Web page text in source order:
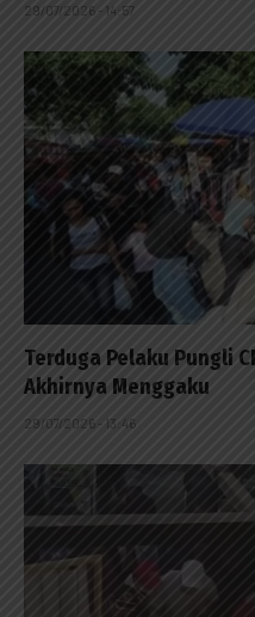
29/07/2026 - 14:57
Terduga Pelaku Pungli
Akhirnya Menggaku
29/07/2026 - 13:46